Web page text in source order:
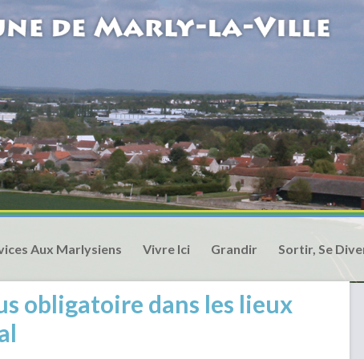
Aux Marlysiens Vivre Ici Grandir Sortir, Se
obligatoire dans les lieux